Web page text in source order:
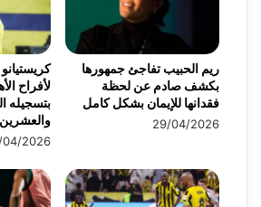
لأفراح
بتسجيله
والعشرين
04/2026
ريم الحبيب تفاجئ جمهورها
بكشف صادم عن لحظة
فقدانها للإيمان بشكل كامل
29/04/2026